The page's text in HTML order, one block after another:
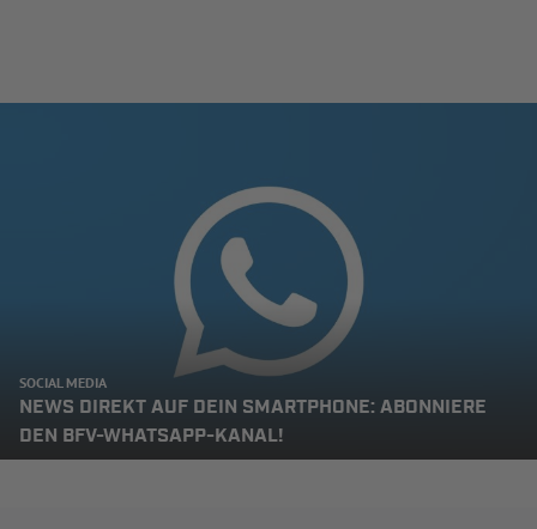
SOCIAL MEDIA
NEWS DIREKT AUF DEIN SMARTPHONE: ABONNIERE
DEN BFV-WHATSAPP-KANAL!